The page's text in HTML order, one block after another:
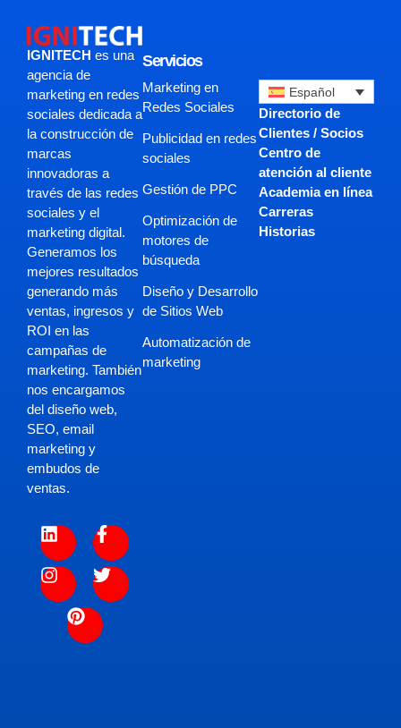
IGNITECH es una
agencia de
marketing en redes
sociales dedicada a
la construcción de
marcas
innovadoras a
través de las redes
sociales y el
marketing digital.
Generamos los
mejores resultados
generando más
ventas, ingresos y
ROI en las
campañas de
marketing. También
nos encargamos
del diseño web,
SEO, email
marketing y
embudos de
ventas.
Servicios
Marketing en
Redes Sociales
Publicidad en redes
sociales
Gestión de PPC
Optimización de
motores de
búsqueda
Diseño y Desarrollo
de Sitios Web
Automatización de
marketing
Español
Directorio de
Clientes / Socios
Centro de
atención al cliente
Academia en línea
Carreras
Historias